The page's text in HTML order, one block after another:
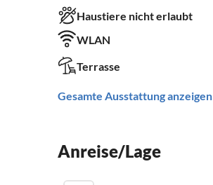
Haustiere nicht erlaubt
WLAN
Terrasse
Gesamte Ausstattung anzeigen
Anreise/Lage